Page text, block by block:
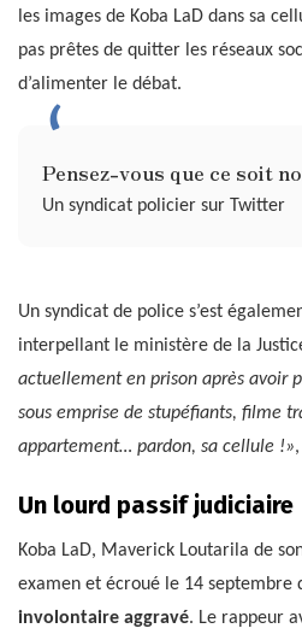
les images de Koba LaD dans sa
pas prêtes de quitter les réseaux
d’alimenter le débat.
Pensez-vous que ce soit
Un syndicat policier sur Twitter
Un syndicat de police s’est
interpellant le ministère de la
actuellement en prison après avoir
sous emprise de stupéfiants, filme
appartement… pardon, sa cellule !»
Un lourd passif judiciaire
Koba LaD, Maverick Loutarila de
examen et écroué le 14 septembre
involontaire aggravé. Le rappeur